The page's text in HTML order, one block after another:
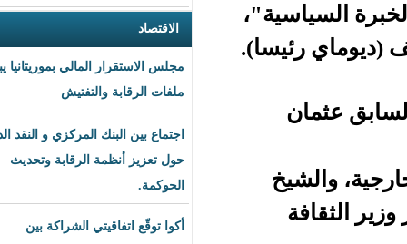
الاقتصاد
مجلس الاستقرار المالي بموريتانيا يبحث
ملفات الرقابة والتفتيش
اجتماع بين البنك المركزي و النقد الدولي
حول تعزيز أنظمة الرقابة وتحديث
الحوكمة.
أكوا توقّع اتفاقيتي الشراكة بين